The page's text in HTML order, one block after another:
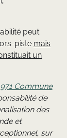
peut
piste mais
un
Commune
de
des
et
sur